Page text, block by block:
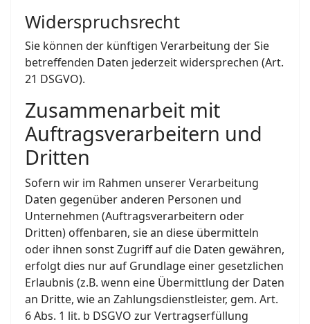
Widerspruchsrecht
Sie können der künftigen Verarbeitung der Sie
betreffenden Daten jederzeit widersprechen (Art.
21 DSGVO).
Zusammenarbeit mit
Auftragsverarbeitern und
Dritten
Sofern wir im Rahmen unserer Verarbeitung
Daten gegenüber anderen Personen und
Unternehmen (Auftragsverarbeitern oder
Dritten) offenbaren, sie an diese übermitteln
oder ihnen sonst Zugriff auf die Daten gewähren,
erfolgt dies nur auf Grundlage einer gesetzlichen
Erlaubnis (z.B. wenn eine Übermittlung der Daten
an Dritte, wie an Zahlungsdienstleister, gem. Art.
6 Abs. 1 lit. b DSGVO zur Vertragserfüllung